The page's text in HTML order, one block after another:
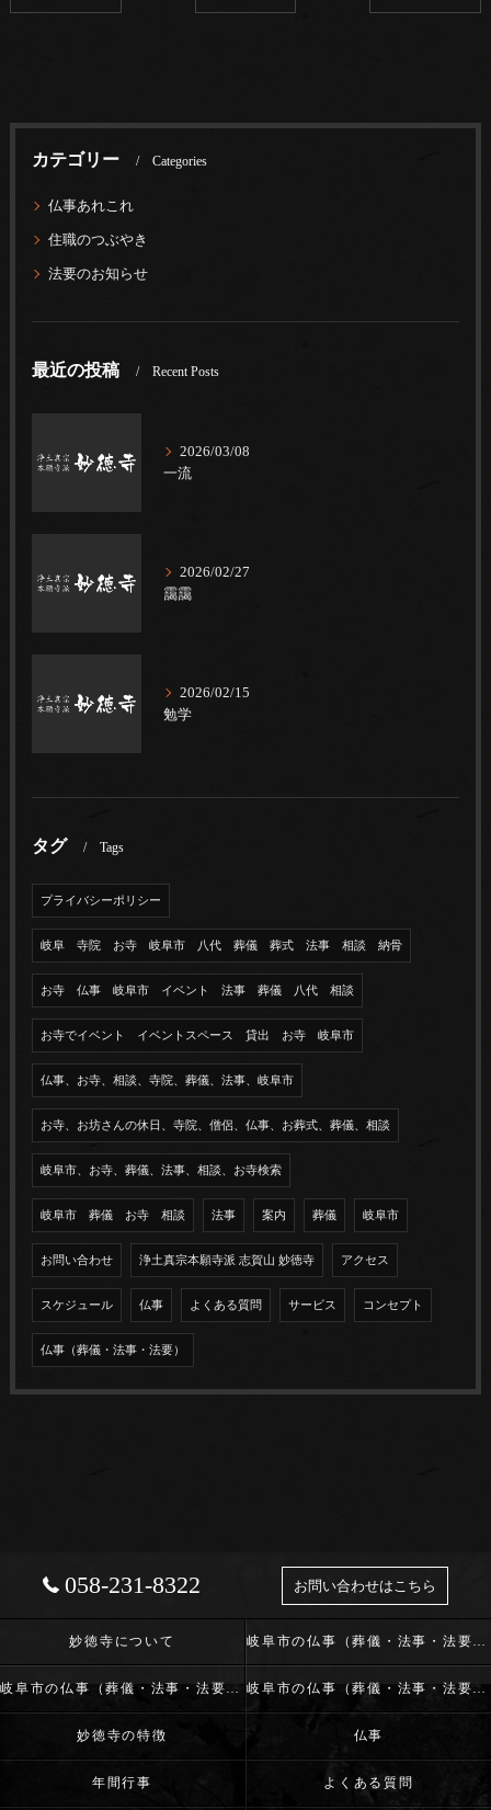
カテゴリー Categories
仏事あれこれ
住職のつぶやき
法要のお知らせ
最近の投稿 Recent Posts
2026/03/08
一流
2026/02/27
靄靄
2026/02/15
勉学
タグ Tags
プライバシーポリシー
岐阜 寺院 お寺 岐阜市 八代 葬儀 葬式 法事 相談 納骨
お寺 仏事 岐阜市 イベント 法事 葬儀 八代 相談
お寺でイベント イベントスペース 貸出 お寺 岐阜市
仏事、お寺、相談、寺院、葬儀、法事、岐阜市
お寺、お坊さんの休日、寺院、僧侶、仏事、お葬式、葬儀、相談
岐阜市、お寺、葬儀、法事、相談、お寺検索
岐阜市 葬儀 お寺 相談 法事 案内 葬儀 岐阜市
お問い合わせ 浄土真宗本願寺派 志賀山 妙徳寺 アクセス
スケジュール 仏事 よくある質問 サービス コンセプト
仏事（葬儀・法事・法要）
058-231-8322 お問い合わせはこちら
妙徳寺について 岐阜市の仏事（葬儀・法事・法要）･浄土真宗本願寺派 志賀山 妙徳寺の口コミ情報
岐阜市の仏事（葬儀・法事・法要）･浄土真宗本願寺派 志賀山 妙徳寺の評判 岐阜市の仏事（葬儀・法事・法要）･浄土真宗本願寺派 志賀山 妙徳寺のお客様の声
妙徳寺の特徴 仏事
年間行事 よくある質問